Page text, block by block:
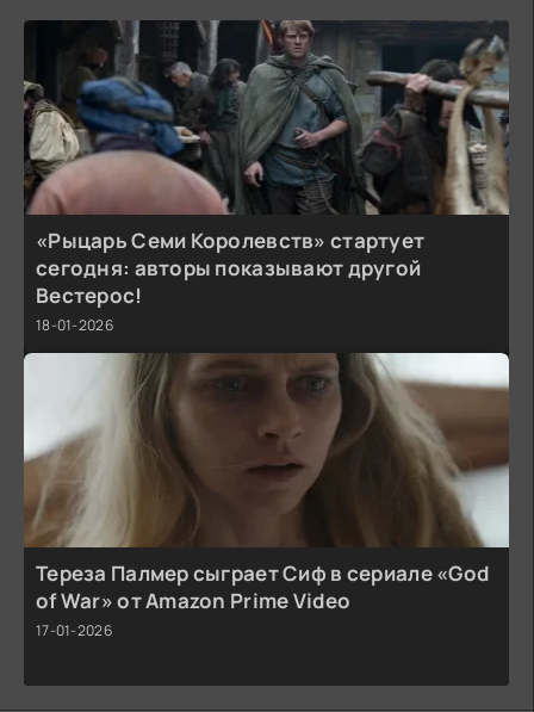
«Рыцарь Семи Королевств» стартует
сегодня: авторы показывают другой
Вестерос!
18-01-2026
Тереза Палмер сыграет Сиф в сериале «God
of War» от Amazon Prime Video
17-01-2026